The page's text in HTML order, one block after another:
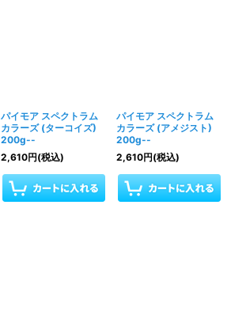
パイモア スペクトラム
カラーズ (ターコイズ)
200g--
2,610円(税込)
パイモア スペクトラム
カラーズ (アメジスト)
200g--
2,610円(税込)